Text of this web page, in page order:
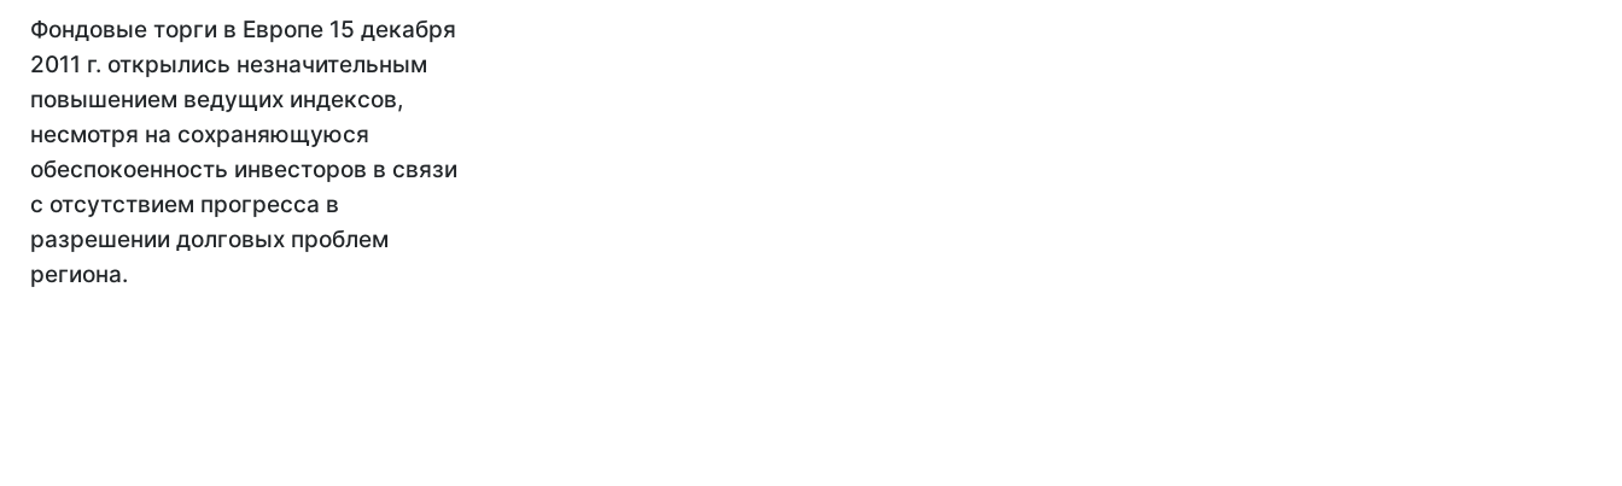
Фондовые торги в Европе 15 декабря
2011 г. открылись незначительным
повышением ведущих индексов,
несмотря на сохраняющуюся
обеспокоенность инвесторов в связи
с отсутствием прогресса в
разрешении долговых проблем
региона.